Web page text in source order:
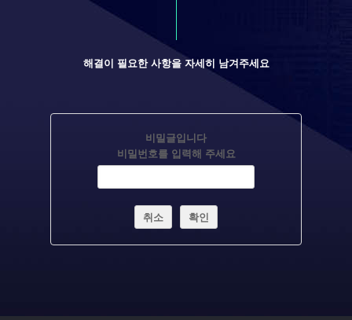
해결이 필요한 사항을 자세히 남겨주세요
비밀글입니다
비밀번호를 입력해 주세요
취소 확인